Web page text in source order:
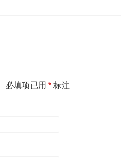
必填项已用 * 标注